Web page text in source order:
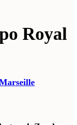
Royal